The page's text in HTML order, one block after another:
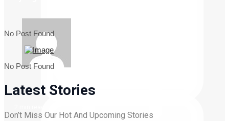
No Post Found
No Post Found
Latest Stories
Don’t Miss Our Hot And Upcoming Stories